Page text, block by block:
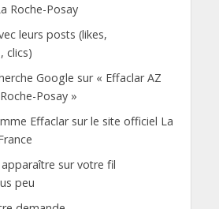
Roche-Posay
leurs posts (likes,
clics)
Google sur « Effaclar AZ
Posay »
Effaclar sur le site officiel La
sur votre fil
peu